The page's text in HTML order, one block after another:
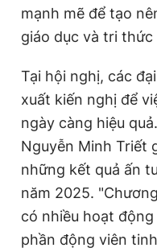
mạnh mẽ để tạo
giáo dục và tri thức
Tại hội nghị, các
xuất kiến nghị để
ngày càng hiệu
Nguyễn Minh Triết
những kết quả ấn
năm 2025.
có nhiều hoạt
phần động viên